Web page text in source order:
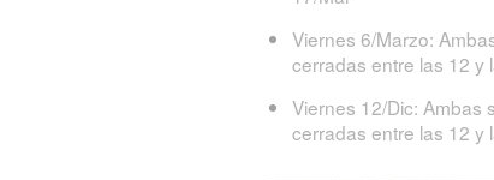
Viernes 6/Marzo:
cerradas entre las 12 y
Viernes 12/Dic: Ambas
cerradas entre las 12 y